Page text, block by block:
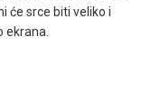
će srce biti veliko i
ekrana.